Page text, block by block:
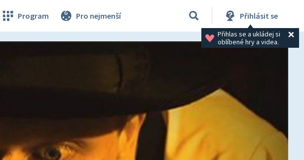
Program Pro nejmenší Přihlásit se
Přihlas se a ukládej si
oblíbené hry a videa.